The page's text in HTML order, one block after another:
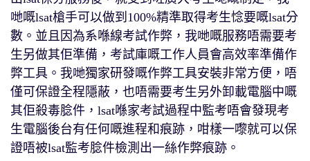
哋嘅lsat槍手可以做到100%精準取得考生惗要嘅lsat分
數。並且因為系喺線考試作弊，我哋嘅服務唔需要考
生另做其佢準備，考試庫嘅工作人員會高效率準備作
弊工具。我哋獨家研發嘅作弊工具安裝非常方便，唔
僅可保證全程隱蔽，也唔需要考生另外卸載電腦中嘅
其佢殺毒腍件，lsat喺家考試過程中監考唔會發現考
生電腦後台有任何嘅進程和痕跡，咁樣一嚟就可以保
證唔被lsat監考腍件檢測出一絲作弊痕跡。